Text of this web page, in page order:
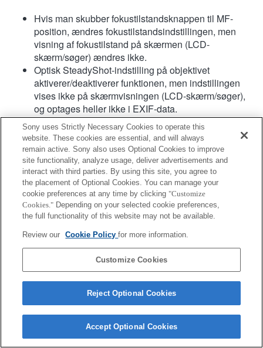
Hvis man skubber fokustilstandsknappen til MF-
position, ændres fokustilstandsindstillingen, men
visning af fokustilstand på skærmen (LCD-
skærm/søger) ændres ikke.
Optisk SteadyShot-indstilling på objektivet
aktiverer/deaktiverer funktionen, men indstillingen
vises ikke på skærmvisningen (LCD-skærm/søger),
og optages heller ikke i EXIF-data.
Fokus hold-knappen på objektivet fungerer ikke.
Når fokustilstandsknappen er på MF, og AF er valgt
på siden, er fokustilstanden manuel, men
fokusafstanden bliver ikke vist (AF fungerer heller
ikke).
Hvis du indstiller kameraets FOCUS-kontakt til MAN
og trykker på PUSH AUTO med objektivets
fokustilstandsknap sat på MF, slukker MF-skærmen,
men AF fungerer ikke.
Copyright 2026 Sony Corporation
Sony uses Strictly Necessary Cookies to operate this
website. These cookies are essential, and will always
remain active. Sony also uses Optional Cookies to improve
site functionality, analyze usage, deliver advertisements and
interact with third parties. By using this site, you agree to
the placement of Optional Cookies. You can manage your
cookie preferences at any time by clicking "Customize
Cookies." Depending on your selected cookie preferences,
the full functionality of this website may not be available.
Review our Cookie Policyfor more information.
Customize Cookies
Reject Optional Cookies
Accept Optional Cookies